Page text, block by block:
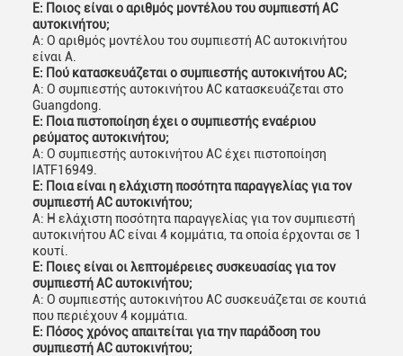
Ε: Ποιος είναι ο αριθμός μοντέλου του συμπιεστή AC
αυτοκινήτου;
Α: Ο αριθμός μοντέλου του συμπιεστή AC αυτοκινήτου
είναι Α.
Ε: Πού κατασκευάζεται ο συμπιεστής αυτοκινήτου AC;
Α: Ο συμπιεστής αυτοκινήτου AC κατασκευάζεται στο
Guangdong.
Ε: Ποια πιστοποίηση έχει ο συμπιεστής εναέριου
ρεύματος αυτοκινήτου;
Α: Ο συμπιεστής αυτοκινήτου AC έχει πιστοποίηση
IATF16949.
Ε: Ποια είναι η ελάχιστη ποσότητα παραγγελίας για τον
συμπιεστή AC αυτοκινήτου;
Α: Η ελάχιστη ποσότητα παραγγελίας για τον συμπιεστή
αυτοκινήτου AC είναι 4 κομμάτια, τα οποία έρχονται σε 1
κουτί.
Ε: Ποιες είναι οι λεπτομέρειες συσκευασίας για τον
συμπιεστή AC αυτοκινήτου;
Α: Ο συμπιεστής αυτοκινήτου AC συσκευάζεται σε κουτιά
που περιέχουν 4 κομμάτια.
Ε: Πόσος χρόνος απαιτείται για την παράδοση του
συμπιεστή AC αυτοκινήτου;